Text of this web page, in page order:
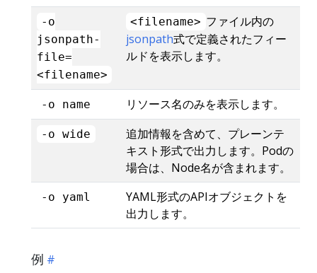
-o
jsonpath-
file=
<filename>
<filename> ファイル内の
jsonpath式で定義されたフィー
ルドを表示します。
-o name リソース名のみを表示します。
-o wide
追加情報を含めて、プレーンテ
キスト形式で出力します。Podの
場合は、Node名が含まれます。
-o yaml
YAML形式のAPIオブジェクトを
出力します。
例